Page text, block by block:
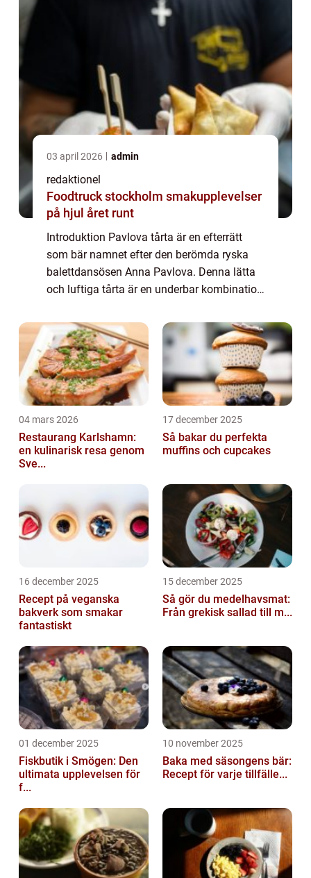
03 april 2026 admin
redaktionel
Foodtruck stockholm smakupplevelser
på hjul året runt
Introduktion Pavlova tårta är en efterrätt
som bär namnet efter den berömda ryska
balettdansösen Anna Pavlova. Denna lätta
och luftiga tårta är en underbar kombination
ofta garnerad med grädde och en mängd
ol...
04 mars 2026
Restaurang Karlshamn:
en kulinarisk resa genom
Sve...
17 december 2025
Så bakar du perfekta
muffins och cupcakes
16 december 2025
Recept på veganska
bakverk som smakar
fantastiskt
15 december 2025
Så gör du medelhavsmat:
Från grekisk sallad till m...
01 december 2025
Fiskbutik i Smögen: Den
ultimata upplevelsen för
f...
10 november 2025
Baka med säsongens bär:
Recept för varje tillfälle...